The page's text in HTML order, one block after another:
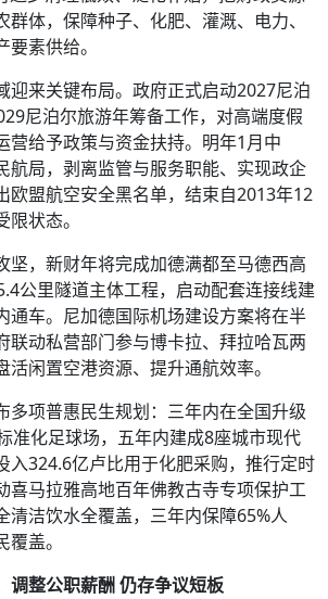
体，保障种子、化肥、灌溉、电力、
素供给。
迎来关键布局。政府正式启动2027尼泊
尼泊尔旅游年筹备工作，对高端度假
营给予政策与资金扶持。明年1月中
航局，剥离监管与服务职能、实现政企
欧盟航空安全黑名单，结束自2013年12
状态。
坚，新财年将完成加德满都至马德西高
公里隧道主体工程，启动配套连接线建
通车。尼加德国际机场建设方案将在半
联动私营部门参与博卡拉、拜拉哈瓦两
闲置空港资源、提升通航效率。
多项普惠民生规划：三年内在全国升级
准化足球场，五年内建成8座城市现代
入324.6亿卢比用于化肥采购，推行定时
喜马拉雅高地百年佛教古寺专项保护工
清洁饮水全覆盖，三年内保障65%人
盖。
调整公职薪酬 仍存争议短板